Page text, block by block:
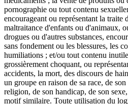
pornographie ou tout contenu
encourageant ou représentant la traite
maltraitance d'enfants ou d'animaux,
drogues ou d'autres substances,
sans fondement ou les blessures, les
humiliations ; et/ou tout contenu
grossièrement choquant, ou
accidents, la mort, des discours de
un groupe en raison de sa race, de
religion, de son handicap, de son
motif similaire. Toute utilisation du